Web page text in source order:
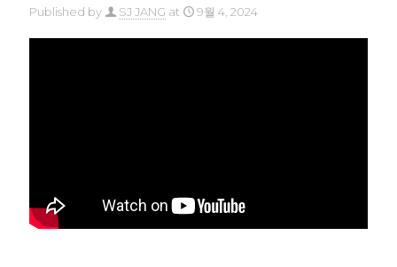
Published by SJ JANG at 9월 4, 2024